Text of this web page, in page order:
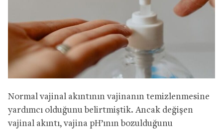
Normal vajinal akıntının vajinanın temizlenmesine
yardımcı olduğunu belirtmiştik. Ancak değişen
vajinal akıntı, vajina pH’ının bozulduğunu